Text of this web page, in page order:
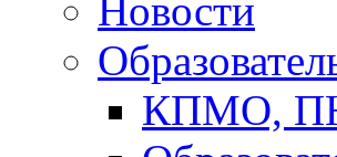
Новости
КПМО,